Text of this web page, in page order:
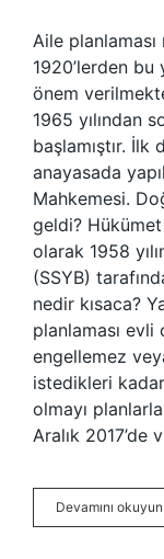
Aile planlaması
1920’lerden bu
önem
1965 yılından
başlamıştır. İlk
anayasada
Mahkemesi.
geldi?
olarak 1958
(SSYB)
nedir kısaca?
planlaması evli
engellemez
istedikleri
olmayı
Aralık 2017’de
Devamını okuyun